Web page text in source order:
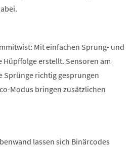
Mit einfachen Sprung- und
erstellt. Sensoren am
Sprünge richtig gesprungen
Modus bringen zusätzlichen
lassen sich Binärcodes